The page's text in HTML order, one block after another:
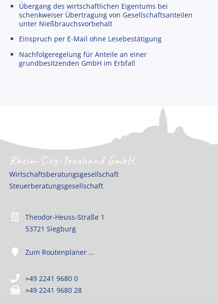
Übergang des wirtschaftlichen Eigentums bei
schenkweiser Übertragung von Gesellschaftsanteilen
unter Nießbrauchsvorbehalt
Einspruch per E-Mail ohne Lesebestätigung
Nachfolgeregelung für Anteile an einer
grundbesitzenden GmbH im Erbfall
Rhein-Sieg-Treuhand GmbH
Wirtschaftsberatungsgesellschaft
Steuerberatungsgesellschaft
Theodor-Heuss-Straße 1
53721 Siegburg
Zum Routenplaner ...
+49 2241 9680 0
+49 2241 9680 28